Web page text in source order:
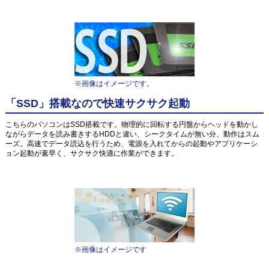
※画像はイメージです。
「SSD」搭載なので快速サクサク起動
こちらのパソコンはSSD搭載です。物理的に回転する円盤からヘッドを動かし
ながらデータを読み書きするHDDと違い、シークタイムが無い分、動作はスム
ーズ。高速でデータ読込を行うため、電源を入れてからの起動やアプリケーシ
ョン起動が素早く、サクサク快適に作業ができます。
※画像はイメージです